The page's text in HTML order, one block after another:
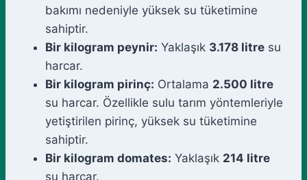
bakımı nedeniyle yüksek su tüketimine
sahiptir.
Bir kilogram peynir: Yaklaşık 3.178 litre su
harcar.
Bir kilogram pirinç: Ortalama 2.500 litre
su harcar. Özellikle sulu tarım yöntemleriyle
yetiştirilen pirinç, yüksek su tüketimine
sahiptir.
Bir kilogram domates: Yaklaşık 214 litre
su harcar.